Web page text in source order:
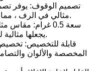
تصميم الوقوف: يوفر
مثالي في الرف ، مما يعزز مرئية المنتج وجذب المستهلك.
يجعلها مثالية للتغليف بالتجزئة والاستخدام الفردي.
قابلة للتخصيص:
المخصصة والألوان